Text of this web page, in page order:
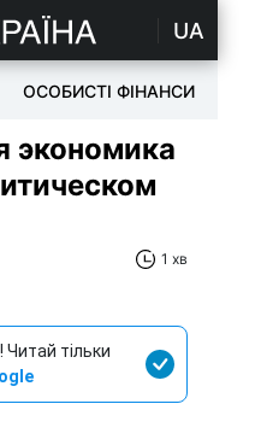
UA
ОСОБИСТІ ФІНАНСИ
экономика
1 хв
тільки